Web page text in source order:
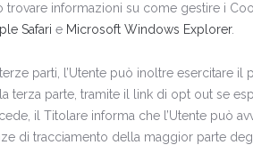
trovare informazioni su come gestire i
Safari e Microsoft Windows Explorer.
parti, l’Utente può inoltre esercitare
terza parte, tramite il link di opt out se
il Titolare informa che l’Utente può
di tracciamento della maggior parte